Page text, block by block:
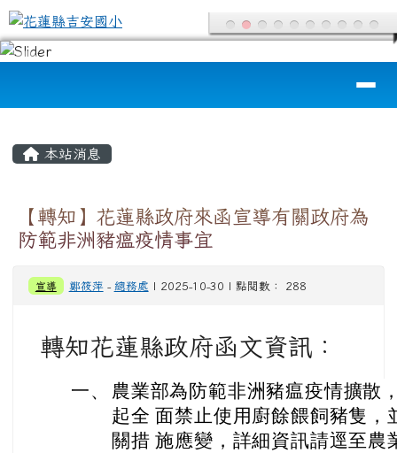
跳至主內容區
花蓮縣吉安國小
本站消息
【轉知】花蓮縣政府來函宣導有關政府為
防範非洲豬瘟疫情事宜
宣導 鄭筱萍- 總務處 | 2025-10-30 | 點閱數： 288
轉知花蓮縣政府函文資訊：
一、
農業部為防範非洲豬瘟疫情擴散
起全 面禁止使用廚餘餵飼豬隻，
關措 施應變，詳細資訊請逕至農